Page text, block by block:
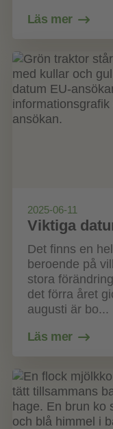
Läs mer
2025-06-11
Viktiga
Det finns en
beroende på
stora
det förra året
augusti är bo...
Läs mer